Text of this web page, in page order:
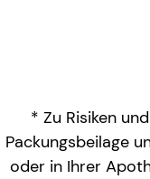
* Zu Risiken
Packungsbeilage
oder in Ihrer